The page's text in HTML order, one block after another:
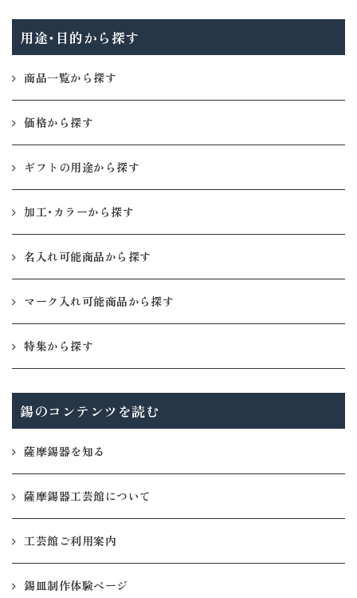
用途・目的から探す
商品一覧から探す
価格から探す
ギフトの用途から探す
加工・カラーから探す
名入れ可能商品から探す
マーク入れ可能商品から探す
特集から探す
錫のコンテンツを読む
薩摩錫器を知る
薩摩錫器工芸館について
工芸館ご利用案内
錫皿制作体験ページ